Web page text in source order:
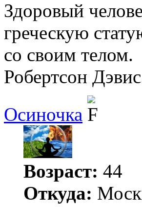
Здоровый
греческую
со своим телом.
Робертсон
Осиночка
Возраст: 44
Откуда: